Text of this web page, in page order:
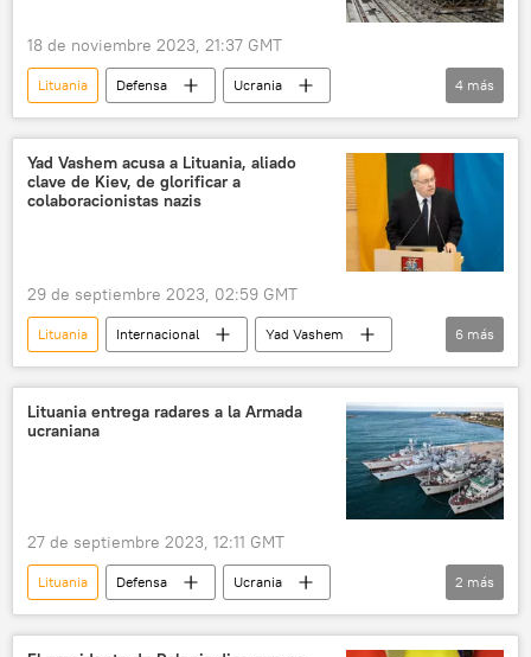
18 de noviembre 2023, 21:37 GMT
Lituania Defensa
Ucrania
Washington
📰 Operación rusa de desmilitarización y desnazificación de Ucrania
Kiev
📰 Suministro de armas a Ucrania
4 más
Yad Vashem acusa a Lituania, aliado
clave de Kiev, de glorificar a
colaboracionistas nazis
29 de septiembre 2023, 02:59 GMT
Lituania Internacional
Yad Vashem
Ucrania
colaboracionismo nazi
neonazismo
Holocausto
judíos
Tercer Reich
6 más
Lituania entrega radares a la Armada
ucraniana
27 de septiembre 2023, 12:11 GMT
Lituania Defensa
Ucrania
📰 Suministro de armas a Ucrania
🛡️ Zonas de conflicto
2 más